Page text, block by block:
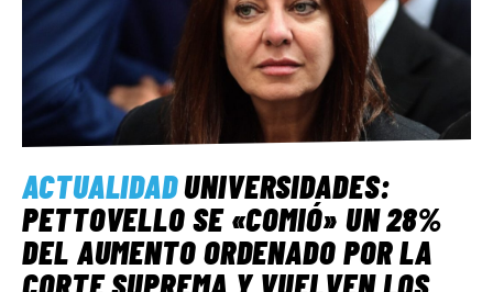
ACTUALIDADUNIVERSIDADES:
PETTOVELLO SE «COMIÓ» UN 28%
DEL AUMENTO ORDENADO POR LA